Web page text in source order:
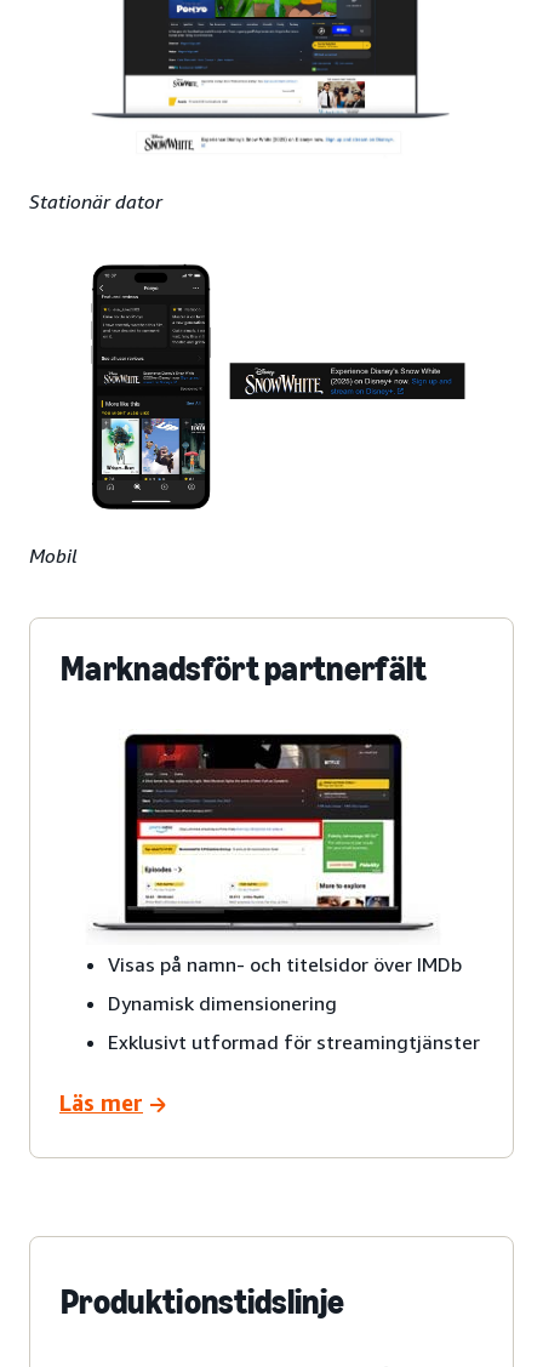
Stationär dator
Mobil
Marknadsfört partnerfält
Visas på namn- och titelsidor över IMDb
Dynamisk dimensionering
Exklusivt utformad för streamingtjänster
Läs mer
Produktionstidslinje